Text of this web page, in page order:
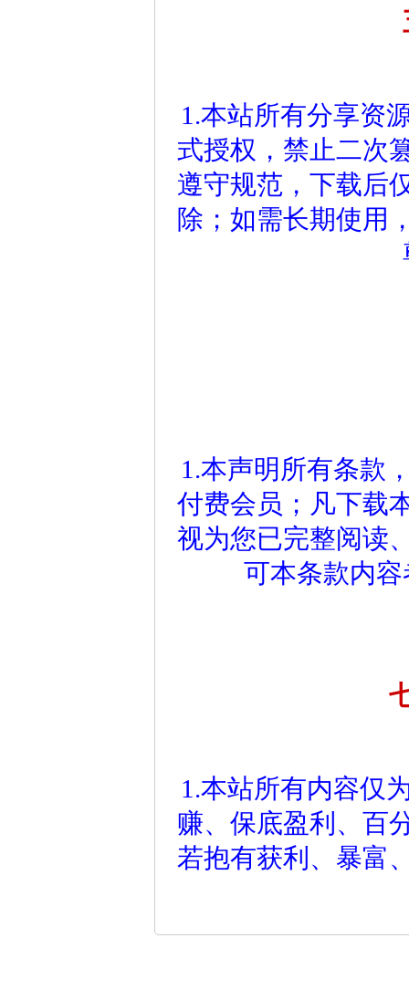
1.本站所有分享资
式授权，禁止二次
遵守规范，下载后
除；如需长期使用
1.本声明所有条款
付费会员；凡下载
视为您已完整阅读
可本条款内
1.本站所有内容仅
赚、保底盈利、百
若抱有获利、暴富